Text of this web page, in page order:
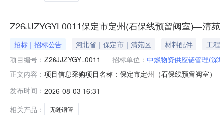
Z26JJZYGYL0011保定市定州(石保线预留阀室)—清
招标｜招标公告 河北省｜保定市｜清苑区 材料配件
工程
项目编号： Z26JJZYGYL0011 招标单位： 中燃物资供应链管理(
正文内容： 项目信息采购项目名称：保定市定州（石保线预留阀室
式：竞价采购项目类型：工程货物公告开始时间：
发布时间： 2026-08-03 16:31
相关产品：
无缝钢管